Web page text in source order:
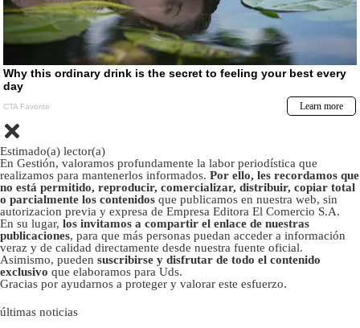
Estimado(a) lector(a)
En Gestión, valoramos profundamente la labor periodística que
realizamos para mantenerlos informados. Por ello, les recordamos que
no está permitido, reproducir, comercializar, distribuir, copiar total
o parcialmente los contenidos que publicamos en nuestra web, sin
autorizacion previa y expresa de Empresa Editora El Comercio S.A.
En su lugar, los invitamos a compartir el enlace de nuestras
publicaciones, para que más personas puedan acceder a información
veraz y de calidad directamente desde nuestra fuente oficial.
Asimismo, pueden suscribirse y disfrutar de todo el contenido
exclusivo que elaboramos para Uds.
Gracias por ayudarnos a proteger y valorar este esfuerzo.
últimas noticias